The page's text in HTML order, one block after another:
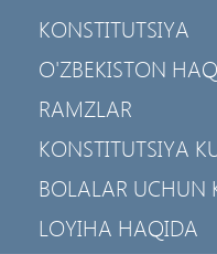
KONSTITUTSIYA
O'ZBEKISTON
RAMZLAR
KONSTITUTSIYA
BOLALAR UCHUN
LOYIHA HAQIDA